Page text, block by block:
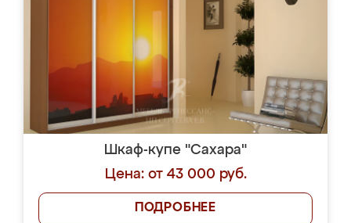
Шкаф-купе "Сахара"
Цена: от 43 000 руб.
ПОДРОБНЕЕ